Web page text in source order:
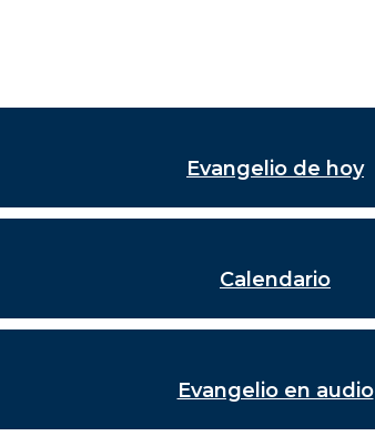
Evangelio de hoy
Calendario
Evangelio en audio